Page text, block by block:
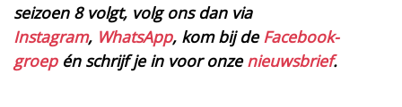
seizoen 8 volgt, volg ons dan via
Instagram, WhatsApp, kom bij de Facebook-
groepén schrijf je in voor onzenieuwsbrief.